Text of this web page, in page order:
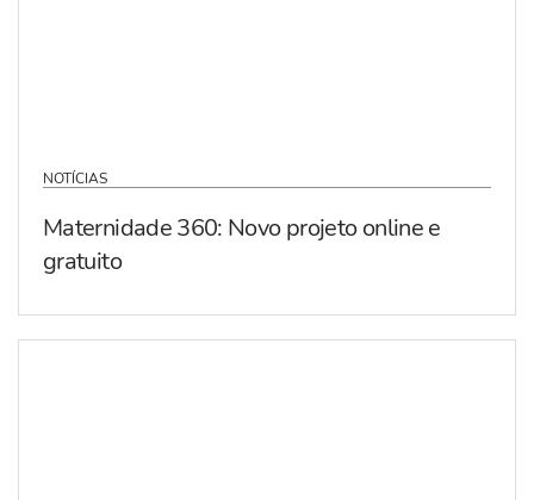
NOTÍCIAS
Maternidade 360: Novo projeto online e
gratuito